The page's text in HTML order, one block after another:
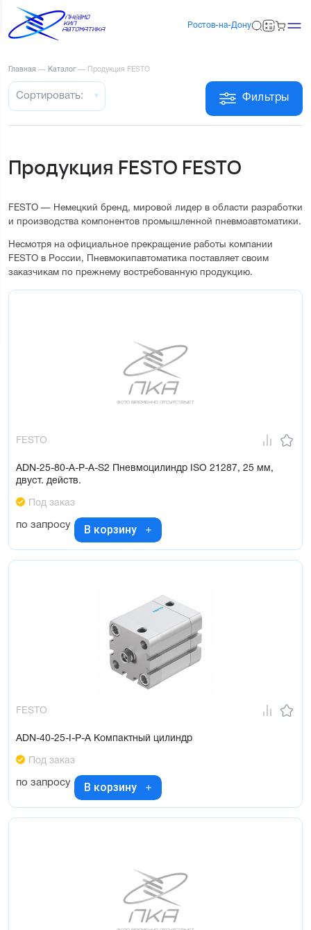
Ростов-на-Дону
Главная — Каталог — Продукция FESTO
Фильтры
Сортировать:
Продукция FESTO FESTO
FESTO — Немецкий бренд, мировой лидер в области разработки
и производства компонентов промышленной пневмоавтоматики.
Несмотря на официальное прекращение работы компании
FESTO в России, Пневмокипавтоматика поставляет своим
заказчикам по прежнему востребованную продукцию.
FESTO
ADN-25-80-A-P-A-S2 Пневмоцилиндр ISO 21287, 25 мм,
двуст. действ.
Под заказ
по запросу В корзину
FESTO
ADN-40-25-I-P-A Компактный цилиндр
Под заказ
по запросу В корзину